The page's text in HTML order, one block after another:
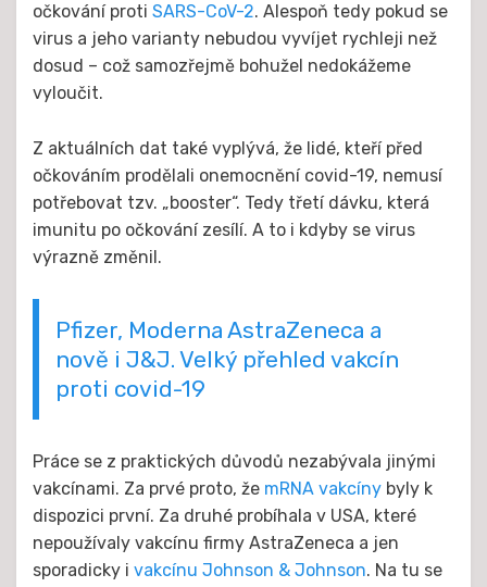
očkování proti SARS-CoV-2. Alespoň tedy pokud se
virus a jeho varianty nebudou vyvíjet rychleji než
dosud – což samozřejmě bohužel nedokážeme
vyloučit.
Z aktuálních dat také vyplývá, že lidé, kteří před
očkováním prodělali onemocnění covid-19, nemusí
potřebovat tzv. „booster“. Tedy třetí dávku, která
imunitu po očkování zesílí. A to i kdyby se virus
výrazně změnil.
Pfizer, Moderna AstraZeneca a
nově i J&J. Velký přehled vakcín
proti covid-19
Práce se z praktických důvodů nezabývala jinými
vakcínami. Za prvé proto, že mRNA vakcíny byly k
dispozici první. Za druhé probíhala v USA, které
nepoužívaly vakcínu firmy AstraZeneca a jen
sporadicky i vakcínu Johnson & Johnson. Na tu se